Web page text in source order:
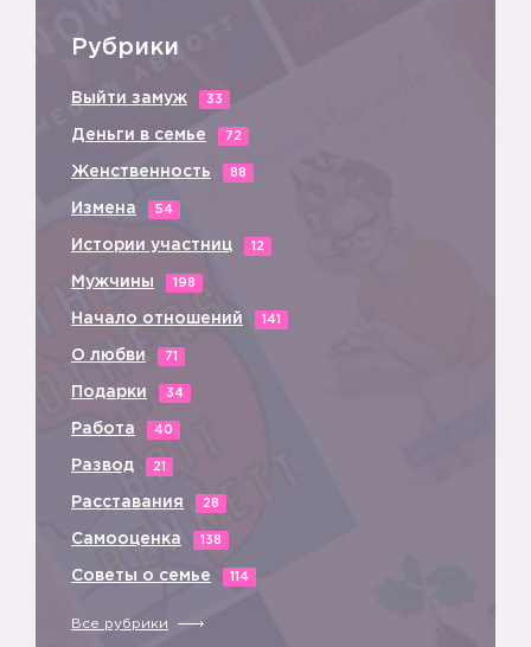
Рубрики
Выйти замуж 33
Деньги в семье 72
Женственность 88
Измена 54
Истории участниц 12
Мужчины 198
Начало отношений 141
О любви 71
Подарки 34
Работа 40
Развод 21
Расставания 28
Самооценка 138
Советы о семье 114
Все рубрики